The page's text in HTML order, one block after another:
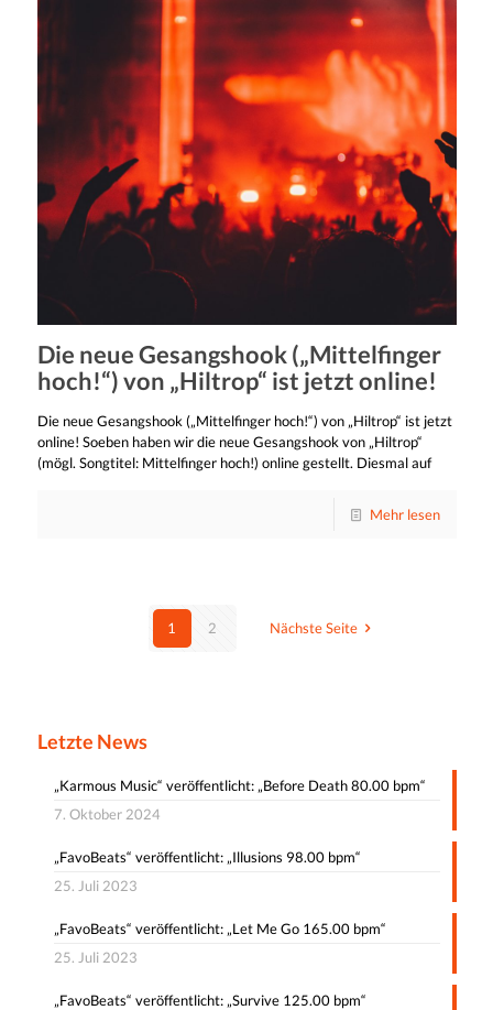
Die neue Gesangshook („Mittelfinger
hoch!“) von „Hiltrop“ ist jetzt online!
Die neue Gesangshook („Mittelfinger hoch!“) von „Hiltrop“ ist jetzt
online! Soeben haben wir die neue Gesangshook von „Hiltrop“
(mögl. Songtitel: Mittelfinger hoch!) online gestellt. Diesmal auf
Mehr lesen
1 2 Nächste Seite
Letzte News
„Karmous Music“ veröffentlicht: „Before Death 80.00 bpm“
7. Oktober 2024
„FavoBeats“ veröffentlicht: „Illusions 98.00 bpm“
25. Juli 2023
„FavoBeats“ veröffentlicht: „Let Me Go 165.00 bpm“
25. Juli 2023
„FavoBeats“ veröffentlicht: „Survive 125.00 bpm“